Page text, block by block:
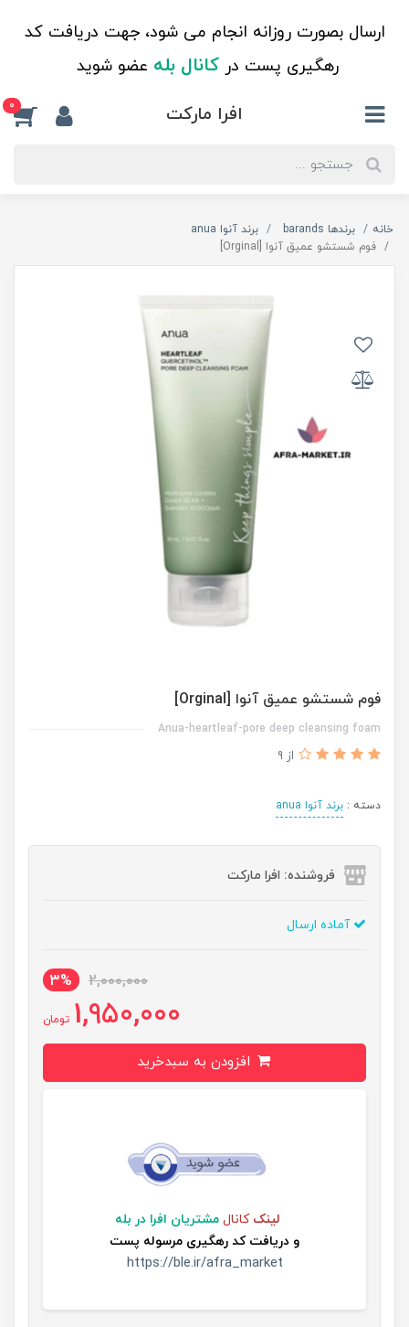
ارسال بصورت روزانه انجام می شود، جهت دریافت کد
رهگیری پست درکانال بله عضو شوید
افرا مارکت 0
خانه برندها barands
برند آنوا anua
فوم شستشو عمیق آنوا [Orginal]
فوم شستشو عمیق آنوا [Orginal]
Anua-heartleaf-pore deep cleansing foam
از 9
دسته : برند آنوا anua
فروشنده: افرا مارکت
آماده ارسال
2,000,000
3%
1,950,000 تومان
لینک کانال مشتریان افرا در بله
و دریافت کد رهگیری مرسوله پست
https://ble.ir/afra_market